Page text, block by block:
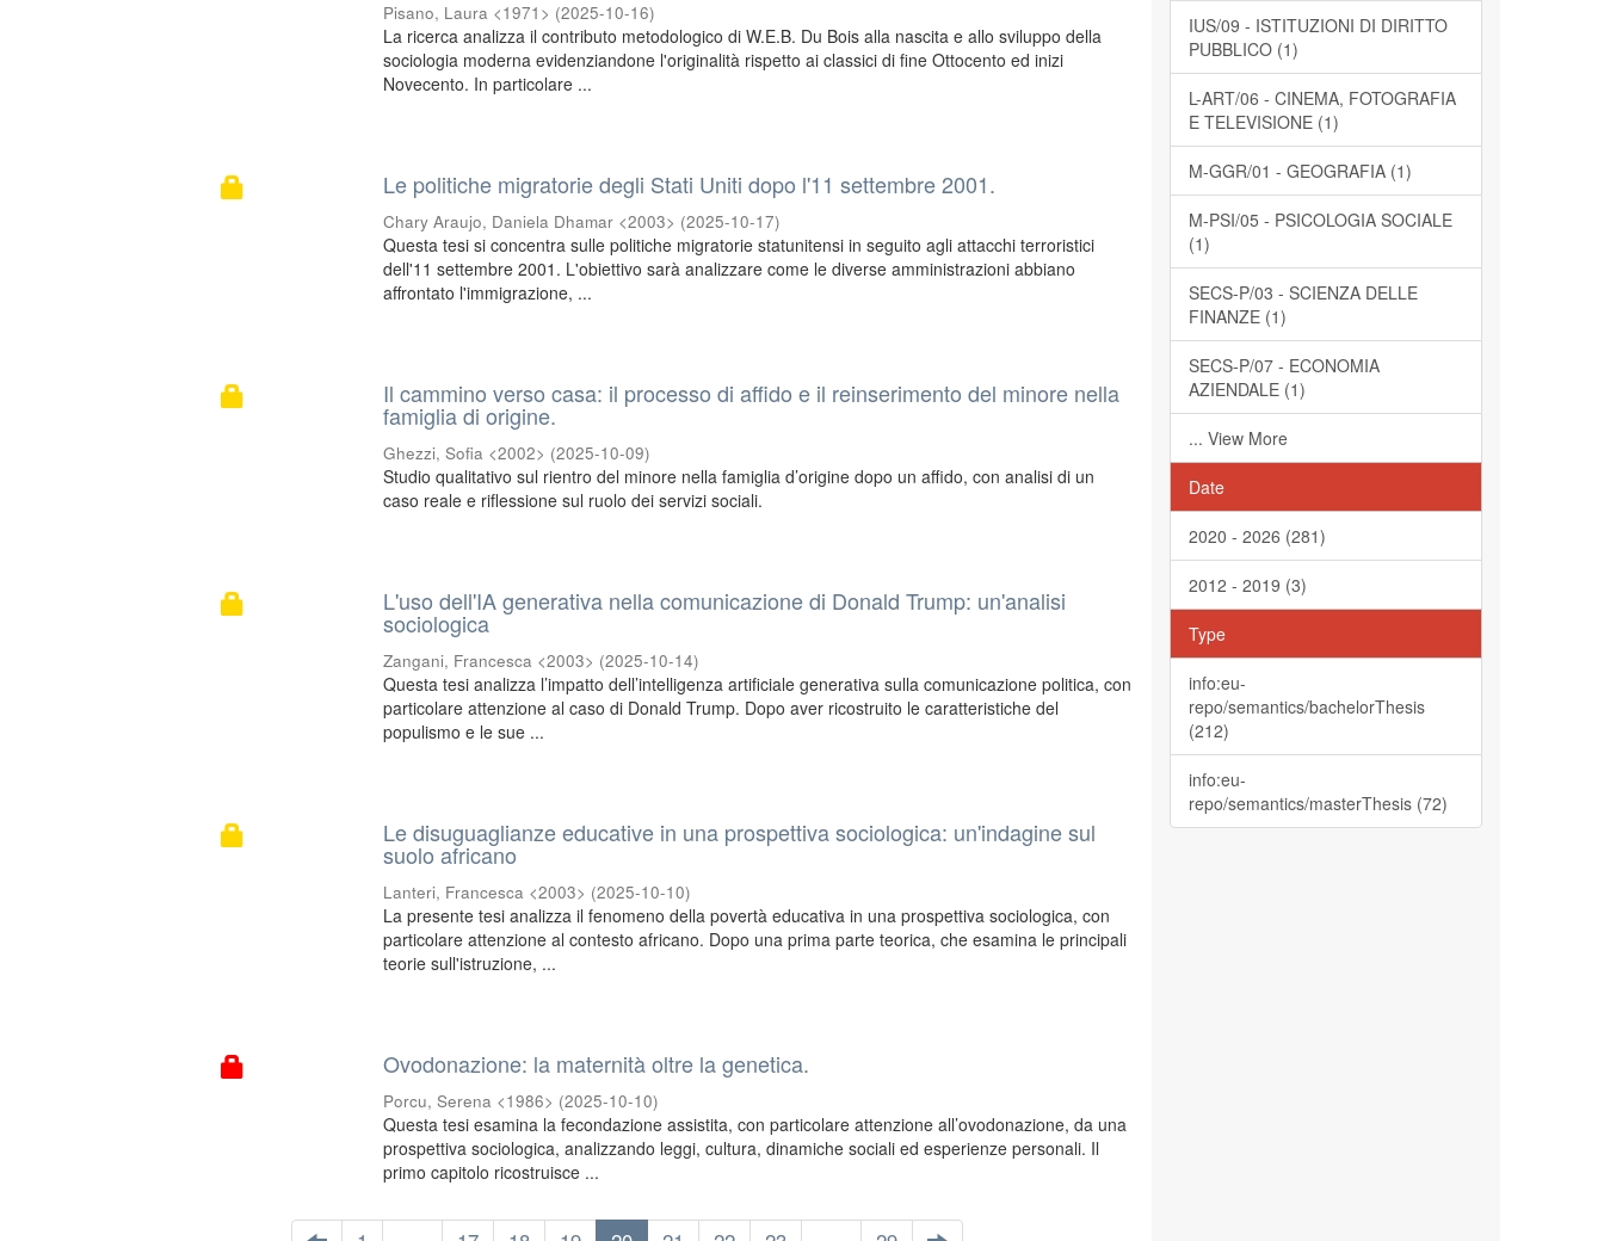
Pisano, Laura <1971> (2025-10-16)
La ricerca analizza il contributo metodologico di W.E.B. Du Bois alla nascita e allo sviluppo della
sociologia moderna evidenziandone l'originalità rispetto ai classici di fine Ottocento ed inizi
Novecento. In particolare ...
Le politiche migratorie degli Stati Uniti dopo l'11 settembre 2001.
Chary Araujo, Daniela Dhamar <2003> (2025-10-17)
Questa tesi si concentra sulle politiche migratorie statunitensi in seguito agli attacchi terroristici
dell'11 settembre 2001. L'obiettivo sarà analizzare come le diverse amministrazioni abbiano
affrontato l'immigrazione, ...
Il cammino verso casa: il processo di affido e il reinserimento del minore nella
famiglia di origine.
Ghezzi, Sofia <2002> (2025-10-09)
Studio qualitativo sul rientro del minore nella famiglia d’origine dopo un affido, con analisi di un
caso reale e riflessione sul ruolo dei servizi sociali.
L'uso dell'IA generativa nella comunicazione di Donald Trump: un'analisi
sociologica
Zangani, Francesca <2003> (2025-10-14)
Questa tesi analizza l’impatto dell’intelligenza artificiale generativa sulla comunicazione politica, con
particolare attenzione al caso di Donald Trump. Dopo aver ricostruito le caratteristiche del
populismo e le sue ...
Le disuguaglianze educative in una prospettiva sociologica: un'indagine sul
suolo africano
Lanteri, Francesca <2003> (2025-10-10)
La presente tesi analizza il fenomeno della povertà educativa in una prospettiva sociologica, con
particolare attenzione al contesto africano. Dopo una prima parte teorica, che esamina le principali
teorie sull'istruzione, ...
Ovodonazione: la maternità oltre la genetica.
Porcu, Serena <1986> (2025-10-10)
Questa tesi esamina la fecondazione assistita, con particolare attenzione all’ovodonazione, da una
prospettiva sociologica, analizzando leggi, cultura, dinamiche sociali ed esperienze personali. Il
primo capitolo ricostruisce ...
IUS/09 - ISTITUZIONI DI DIRITTO
PUBBLICO (1)
L-ART/06 - CINEMA, FOTOGRAFIA
E TELEVISIONE (1)
M-GGR/01 - GEOGRAFIA (1)
M-PSI/05 - PSICOLOGIA SOCIALE
(1)
SECS-P/03 - SCIENZA DELLE
FINANZE (1)
SECS-P/07 - ECONOMIA
AZIENDALE (1)
... View More
Date
2020 - 2026 (281)
2012 - 2019 (3)
Type
info:eu-
repo/semantics/bachelorThesis
(212)
info:eu-
repo/semantics/masterThesis (72)